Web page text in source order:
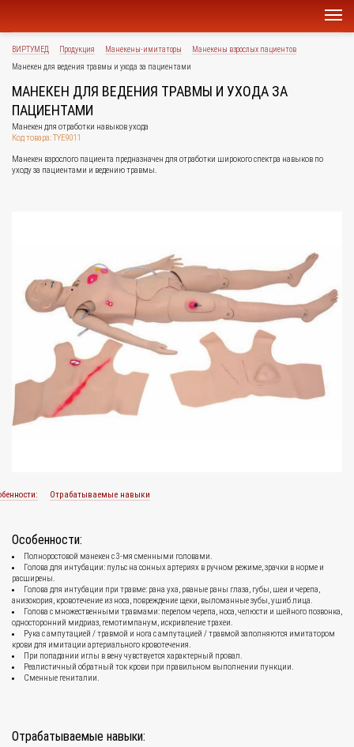
ВИРТУМЕД Продукция Манекены-имитаторы
Манекены взрослых пациентов
Манекен для ведения травмы и ухода за пациентами
МАНЕКЕН ДЛЯ ВЕДЕНИЯ ТРАВМЫ И УХОДА ЗА
ПАЦИЕНТАМИ
Манекен для отработки навыков ухода
Код товара: TYE9011
Манекен взрослого пациента предназначен для отработки широкого спектра навыков по
уходу за пациентами и ведению травмы.
Отрабатываемые навыки
Особенности:
Полноростовой манекен с 3-мя сменными головами.
Голова для интубации: пульс на сонных артериях в ручном режиме, зрачки в норме и
расширены.
Голова для интубации при травме: рана уха, рваные раны глаза, губы, шеи и черепа,
анизокория, кровотечение из носа, повреждение щеки, выломанные зубы, ушиб лица.
Голова с множественными травмами: перелом черепа, носа, челюсти и шейного позвонка,
односторонний мидриаз, гемотимпанум, искривление трахеи.
Рука с ампутацией / травмой и нога с ампутацией / травмой заполняются имитатором
крови для имитации артериального кровотечения.
При попадании иглы в вену чувствуется характерный провал.
Реалистичный обратный ток крови при правильном выполнении пункции.
Сменные гениталии.
Отрабатываемые навыки: